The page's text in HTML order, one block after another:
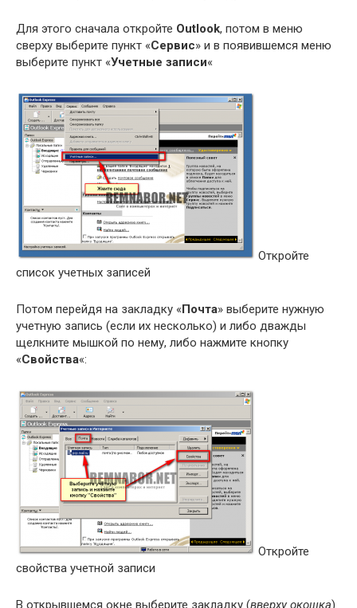
Для этого сначала откройте Outlook, потом в меню
сверху выберите пункт «Сервис» и в появившемся меню
выберите пункт «Учетные записи«
Откройте
список учетных записей
Потом перейдя на закладку «Почта» выберите нужную
учетную запись (если их несколько) и либо дважды
щелкните мышкой по нему, либо нажмите кнопку
«Свойства«:
Откройте
свойства учетной записи
В открывшемся окне выберите закладку (вверху окошка)